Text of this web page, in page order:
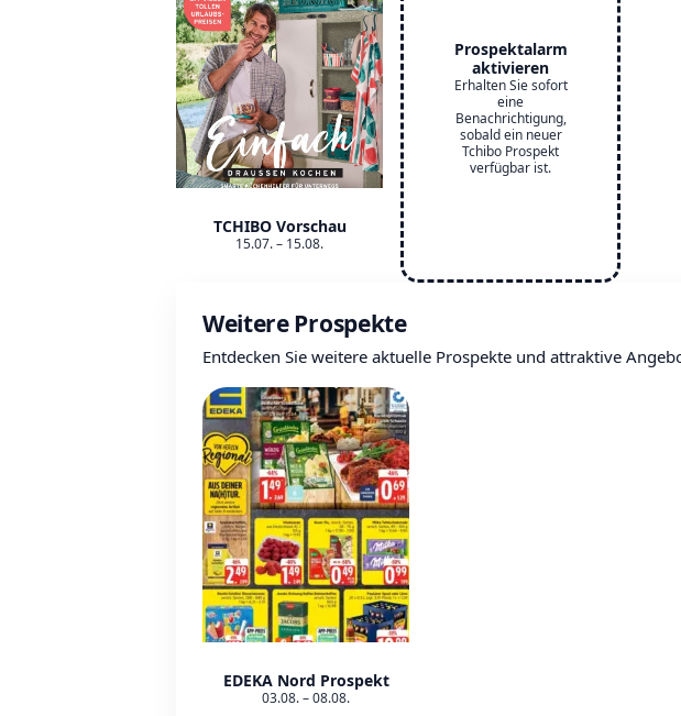
TCHIBO Vorschau
15.07. – 15.08.
Prospektalarm
aktivieren
Erhalten Sie sofort
eine
Benachrichtigung,
sobald ein neuer
Tchibo Prospekt
verfügbar ist.
Weitere Prospekte
Entdecken Sie weitere aktuelle Prospekte und attraktive
EDEKA Nord Prospekt
03.08. – 08.08.